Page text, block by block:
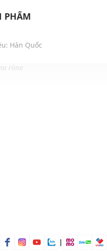
PHẨM
Hàn Quốc
|